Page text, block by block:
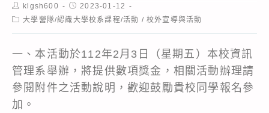
Post
author:
klgsh600
Post
published:
2023-01-12
Post大學營隊/認識大學校系課程/活動 / 校外宣導與活動
一、本活動於112年2月3日（星期五）本校資訊
管理系舉辦，將提供數項獎金，相關活動辦理請
參閱附件之活動說明，歡迎鼓勵貴校同學報名參
加。